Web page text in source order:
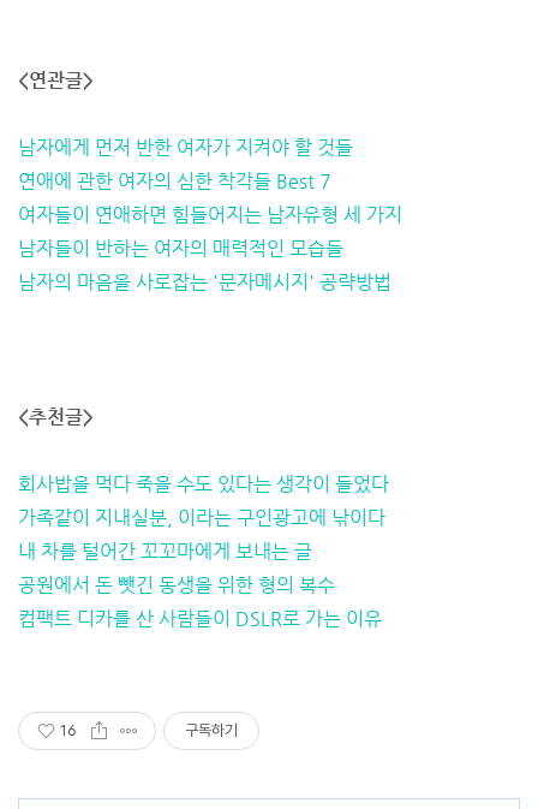
<연관글>
남자에게 먼저 반한 여자가 지켜야 할 것들
연애에 관한 여자의 심한 착각들 Best 7
여자들이 연애하면 힘들어지는 남자유형 세 가지
남자들이 반하는 여자의 매력적인 모습들
남자의 마음을 사로잡는 '문자메시지' 공략방법
<추천글>
회사밥을 먹다 죽을 수도 있다는 생각이 들었다
가족같이 지내실분, 이라는 구인광고에 낚이다
내 차를 털어간 꼬꼬마에게 보내는 글
공원에서 돈 뺏긴 동생을 위한 형의 복수
컴팩트 디카를 산 사람들이 DSLR로 가는 이유
16 구독하기